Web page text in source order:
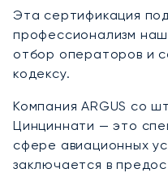
Эта сертификация
профессионализм
отбор операторов и
кодексу.
Компания ARGUS со
Цинциннати — это
сфере авиационных
заключается в